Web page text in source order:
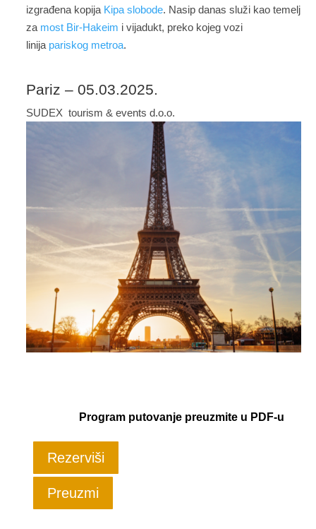
izgrađena kopija Kipa slobode. Nasip danas služi kao temelj
za most Bir-Hakeim i vijadukt, preko kojeg vozi
linija pariskog metroa.
Pariz – 05.03.2025.
SUDEX tourism & events d.o.o.
Program putovanje preuzmite u PDF-u
Rezerviši
Preuzmi